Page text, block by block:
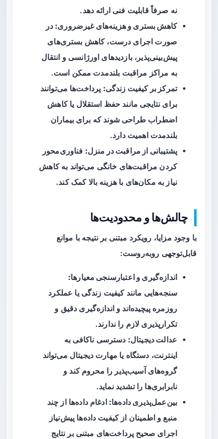
نه صرفاً قابلیت فنی ارائه دهد.
کاهش بستری و هزینه‌های غیرضروری: در
صورت اجرای درست، کاهش بستری‌های
پیش‌بینی‌پذیر، بازدیدهای اورژانسی و انتقال
به مراکز مراقبت بلندمدت ممکن است.
تمرکز بر کیفیت زندگی: پرداخت‌ها می‌توانند
برای نتایجی مانند حفظ استقلال یا کاهش
اضطراب طراحی شوند که برای بیماران
بلندمدت اهمیت دارد.
پشتیبانی از مراقبت در منزل: فناوری‌محور
کردن مراقبت‌های خانگی می‌تواند به کاهش
نیاز به مکان‌های با هزینه بالا کمک کند.
چالش‌ها و محدودیت‌ها
با وجود مزایا، رویکرد مبتنی بر نتیجه با موانع
قابل‌توجهی روبه‌روست:
اندازه‌گیری و اعتبارسنجی معیارها:
سنجه‌هایی مانند کیفیت زندگی یا عملکرد
روزمره پیچیده‌اند و اندازه‌گیری دقیق و
تکرارپذیری لازم را ندارند.
عدالت دیجیتال: دسترسی ناکافی به
اینترنت، دستگاه یا مهارت دیجیتال می‌تواند
گروه‌های آسیب‌پذیر را محروم کند و
نابرابری‌ها را تشدید نماید.
بین‌عمل‌پذیری داده‌ها: ادغام داده‌ها از چند
منبع و اطمینان از کیفیت داده‌ها پیش‌نیاز
اجرای صحیح پرداخت‌های مبتنی بر نتایج